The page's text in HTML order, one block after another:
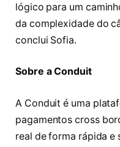
lógico para um
da complexidade do
conclui Sofia.
Sobre a Conduit
A Conduit é uma
pagamentos cross
real de forma rápida e